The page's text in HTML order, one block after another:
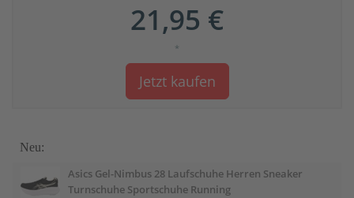
21,95 €
*
Jetzt kaufen
Neu:
Asics Gel-Nimbus 28 Laufschuhe Herren Sneaker
Turnschuhe Sportschuhe Running